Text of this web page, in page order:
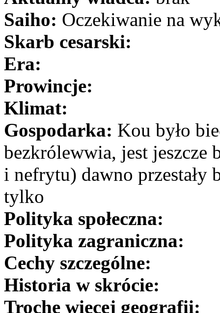
Saiho: Oczekiwanie na
Skarb cesarski:
Era:
Prowincje:
Klimat:
Gospodarka: Kou było
bezkrólewwia, jest jeszcze
i nefrytu) dawno przestały
tylko
Polityka społeczna:
Polityka zagraniczna:
Cechy szczególne:
Historia w skrócie:
Trochę więcej geografii: